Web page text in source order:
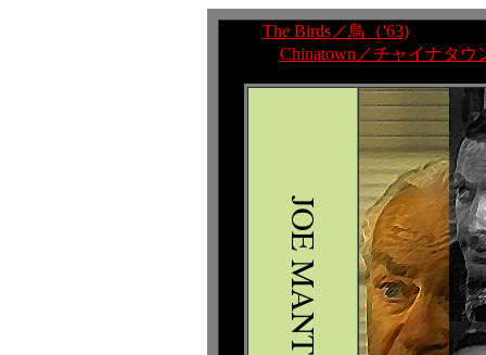
The Birds／鳥（'63)
Chinatown／チャイナタウ